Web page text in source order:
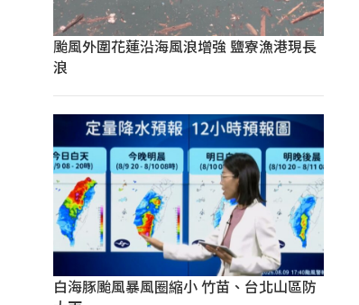
颱風外圍花蓮沿海風浪增強 鹽寮漁港現長
浪
白海豚颱風暴風圈縮小 竹苗、台北山區防